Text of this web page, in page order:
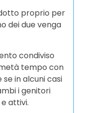
proprio per
dei due venga
condiviso
tempo con
in alcuni casi
i genitori
attivi.